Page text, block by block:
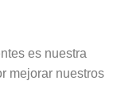
es nuestra
mejorar nuestros